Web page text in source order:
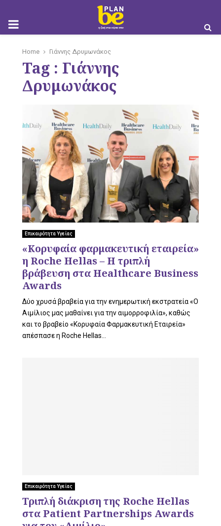
M
Home Γιάννης Δρυμωνάκος
Tag : Γιάννης
Δρυμωνάκος
Επικαιρότητα Υγείας
«Κορυφαία φαρμακευτική εταιρεία»
η Roche Hellas – Η τριπλή
βράβευση στα Healthcare Business
Awards
Δύο χρυσά βραβεία για την ενημερωτική εκστρατεία «Ο
Αιμίλιος μας μαθαίνει για την αιμορροφιλία», καθώς
και το βραβείο «Κορυφαία Φαρμακευτική Εταιρεία»
απέσπασε η Roche Hellas...
Επικαιρότητα Υγείας
Τριπλή διάκριση της Roche Hellas
στα Patient Partnerships Awards